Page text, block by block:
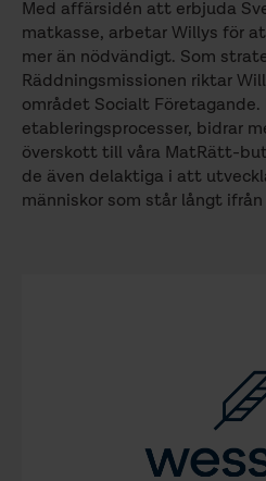
Med affärsidén att erbjuda
matkasse, arbetar Willys för
mer än nödvändigt. Som
Räddningsmissionen riktar
området Socialt Företagande.
etableringsprocesser, bidrar
överskott till våra MatRätt-
de även delaktiga i att
människor som står långt